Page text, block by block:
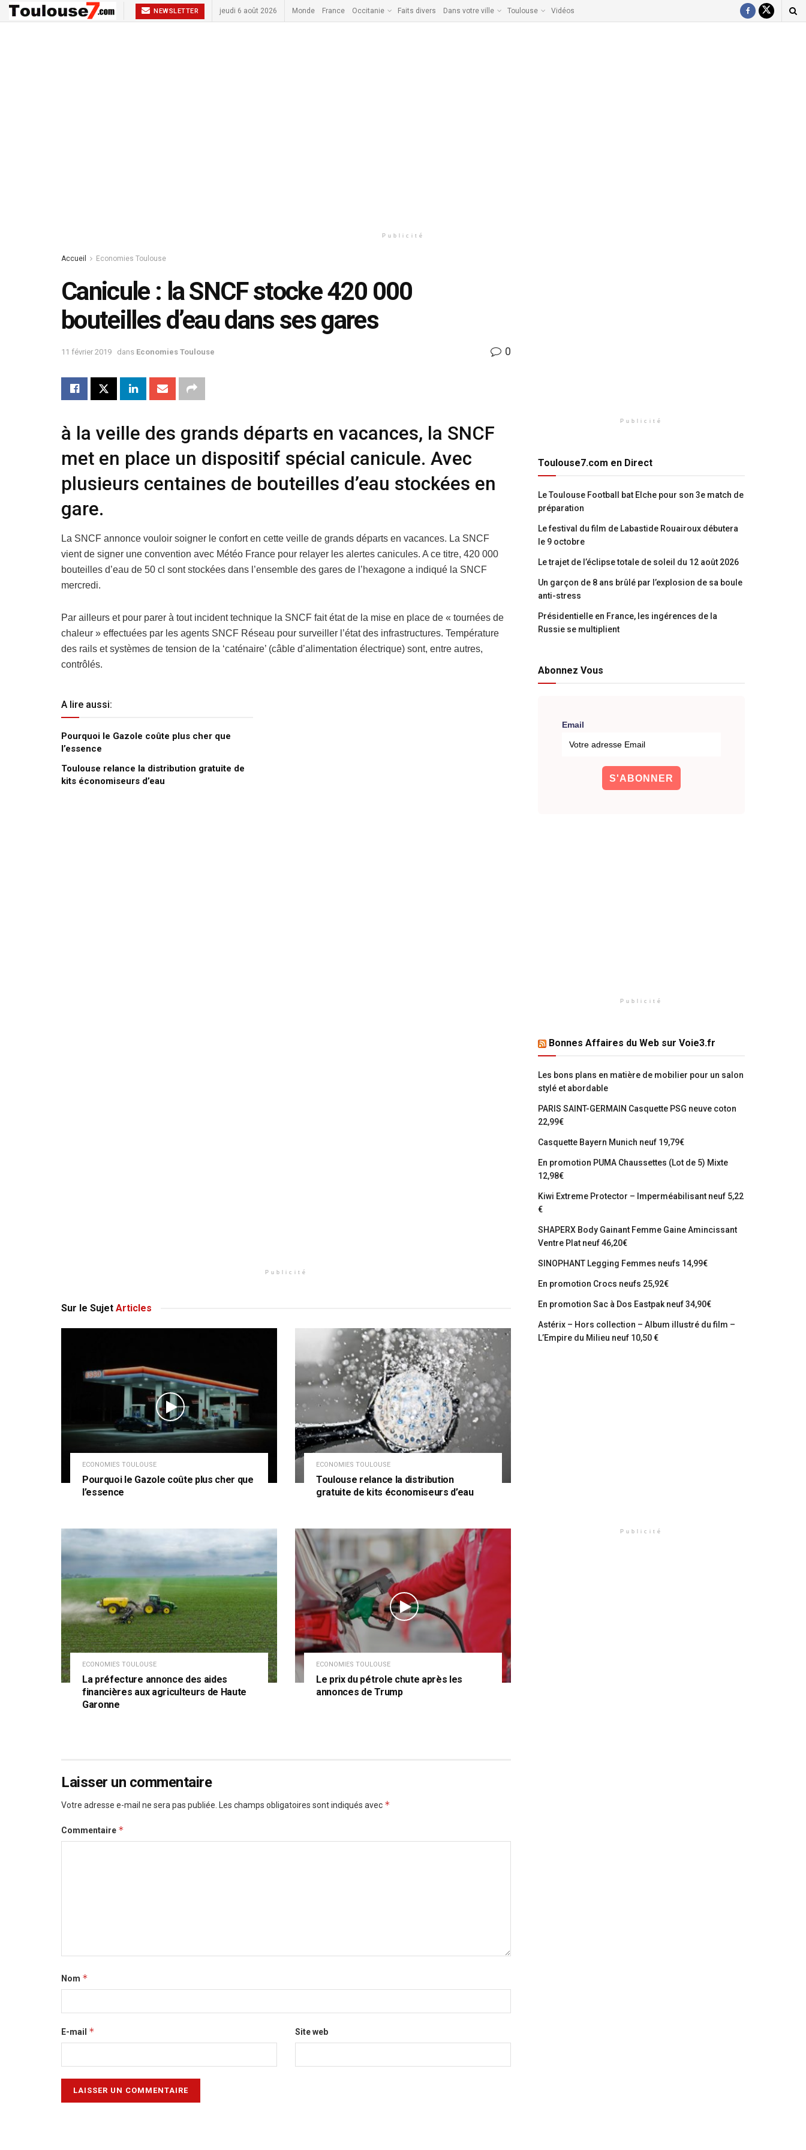
NEWSLETTER jeudi 6 août 2026 Monde France Occitanie Faits divers Dans votre ville Toulouse Vidéos
Publicité
Accueil Economies Toulouse
Canicule : la SNCF stocke 420 000
bouteilles d’eau dans ses gares
11 février 2019 dans Economies Toulouse 0
à la veille des grands départs en vacances, la SNCF
met en place un dispositif spécial canicule. Avec
plusieurs centaines de bouteilles d’eau stockées en
gare.
La SNCF annonce vouloir soigner le confort en cette veille de grands départs en vacances. La SNCF
vient de signer une convention avec Météo France pour relayer les alertes canicules. A ce titre, 420 000
bouteilles d’eau de 50 cl sont stockées dans l’ensemble des gares de l’hexagone a indiqué la SNCF
mercredi.
Par ailleurs et pour parer à tout incident technique la SNCF fait état de la mise en place de « tournées de
chaleur » effectuées par les agents SNCF Réseau pour surveiller l’état des infrastructures. Température
des rails et systèmes de tension de la ‘caténaire’ (câble d’alimentation électrique) sont, entre autres,
contrôlés.
A lire aussi:
Pourquoi le Gazole coûte plus cher que
l’essence
Toulouse relance la distribution gratuite de
kits économiseurs d’eau
Publicité
Sur le Sujet Articles
ECONOMIES TOULOUSE
Pourquoi le Gazole coûte plus cher que
l’essence
ECONOMIES TOULOUSE
Toulouse relance la distribution
gratuite de kits économiseurs d’eau
ECONOMIES TOULOUSE
La préfecture annonce des aides
financières aux agriculteurs de Haute
Garonne
ECONOMIES TOULOUSE
Le prix du pétrole chute après les
annonces de Trump
Laisser un commentaire
Votre adresse e-mail ne sera pas publiée. Les champs obligatoires sont indiqués avec *
Commentaire *
Nom *
E-mail * Site web
Publicité
Toulouse7.com en Direct
Le Toulouse Football bat Elche pour son 3e match de
préparation
Le festival du film de Labastide Rouairoux débutera
le 9 octobre
Le trajet de l’éclipse totale de soleil du 12 août 2026
Un garçon de 8 ans brûlé par l’explosion de sa boule
anti-stress
Présidentielle en France, les ingérences de la
Russie se multiplient
Abonnez Vous
Email
Publicité
Bonnes Affaires du Web sur Voie3.fr
Les bons plans en matière de mobilier pour un salon
stylé et abordable
PARIS SAINT-GERMAIN Casquette PSG neuve coton
22,99€
Casquette Bayern Munich neuf 19,79€
En promotion PUMA Chaussettes (Lot de 5) Mixte
12,98€
Kiwi Extreme Protector – Imperméabilisant neuf 5,22
€
SHAPERX Body Gainant Femme Gaine Amincissant
Ventre Plat neuf 46,20€
SINOPHANT Legging Femmes neufs 14,99€
En promotion Crocs neufs 25,92€
En promotion Sac à Dos Eastpak neuf 34,90€
Astérix – Hors collection – Album illustré du film –
L’Empire du Milieu neuf 10,50 €
Publicité